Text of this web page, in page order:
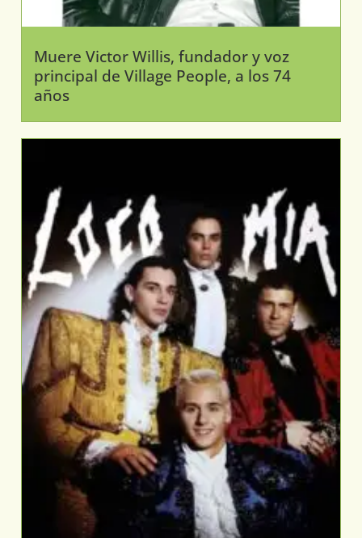
Muere Victor Willis, fundador y voz
principal de Village People, a los 74
años